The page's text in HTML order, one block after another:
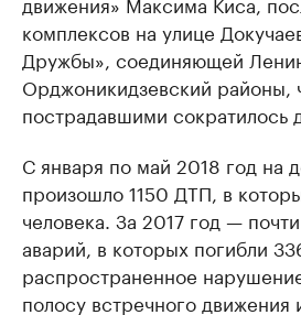
комплексов на улице
Дружбы», соединяющей
Орджоникидзевский районы,
пострадавшими сократилось
С января по май 2018 год на
произошло 1150 ДТП, в
человека. За 2017 год —
аварий, в которых погибли
распространенное
полосу встречного